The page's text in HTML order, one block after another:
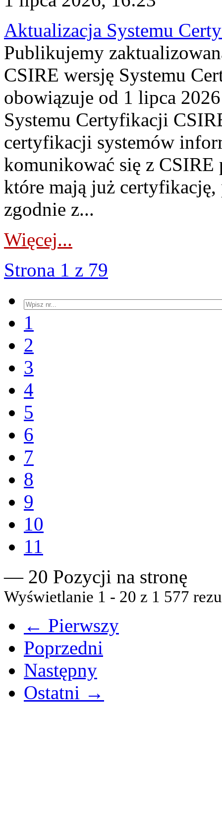
Aktualizacja Systemu
Publikujemy
CSIRE wersję Systemu
obowiązuje od 1 lipca
Systemu Certyfikacji
certyfikacji systemów
komunikować się z
które mają już
zgodnie z...
Więcej...
Strona 1 z 79
1
2
3
4
5
6
7
8
9
10
11
— 20 Pozycji na stronę
Wyświetlanie 1 - 20 z 1 577
← Pierwszy
Poprzedni
Następny
Ostatni →